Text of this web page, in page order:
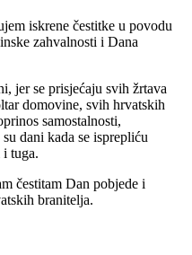
iskrene čestitke u povodu
zahvalnosti i Dana
jer se prisjećaju svih žrtava
domovine, svih hrvatskih
samostalnosti,
dani kada se isprepliću
i tuga.
čestitam Dan pobjede i
branitelja.